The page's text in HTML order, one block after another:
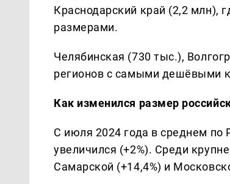
Краснодарский край (2,2 млн),
размерами.
Челябинская (730 тыс.),
регионов с самыми дешёвыми
Как изменился размер
С июля 2024 года в среднем по
увеличился (+2%). Среди
Самарской (+14,4%) и